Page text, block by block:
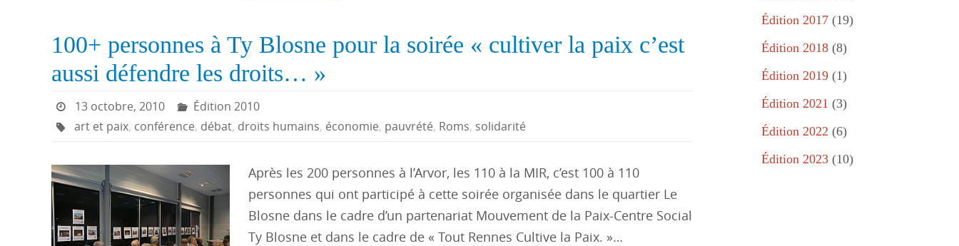
100+ personnes à Ty Blosne pour la soirée « cultiver la paix c’est
aussi défendre les droits… »
13 octobre, 2010
Édition 2010
art et paix, conférence, débat, droits humains, économie, pauvrété, Roms, solidarité
Après les 200 personnes à l’Arvor, les 110 à la MIR, c’est 100 à 110
personnes qui ont participé à cette soirée organisée dans le quartier Le
Blosne dans le cadre d’un partenariat Mouvement de la Paix-Centre Social
Ty Blosne et dans le cadre de « Tout Rennes Cultive la Paix. »…
Édition 2017 (19)
Édition 2018 (8)
Édition 2019 (1)
Édition 2021 (3)
Édition 2022 (6)
Édition 2023 (10)